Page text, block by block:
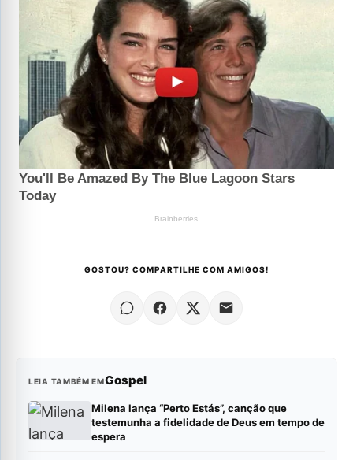
GOSTOU? COMPARTILHE COM AMIGOS!
LEIA TAMBÉM EMGospel
Milena lança “Perto Estás”, canção que
testemunha a fidelidade de Deus em tempo de
espera